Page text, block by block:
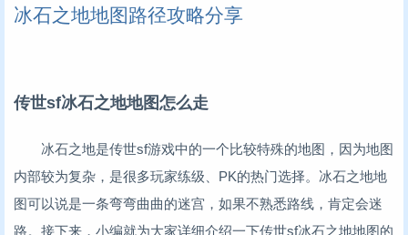
冰石之地地图路径攻略分享
传世sf冰石之地地图怎么走
冰石之地是传世sf游戏中的一个比较特殊的地图，因为地图
内部较为复杂，是很多玩家练级、PK的热门选择。冰石之地地
图可以说是一条弯弯曲曲的迷宫，如果不熟悉路线，肯定会迷
路。接下来，小编就为大家详细介绍一下传世sf冰石之地地图的